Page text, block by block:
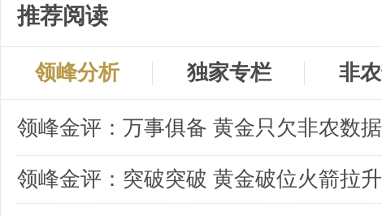
推荐阅读
领峰分析 独家专栏 非
领峰金评：突破突破 黄金破位火箭拉升